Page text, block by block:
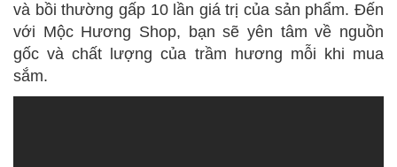
và bồi thường gấp 10 lần giá trị của sản phẩm. Đến
với Mộc Hương Shop, bạn sẽ yên tâm về nguồn
gốc và chất lượng của trầm hương mỗi khi mua
sắm.